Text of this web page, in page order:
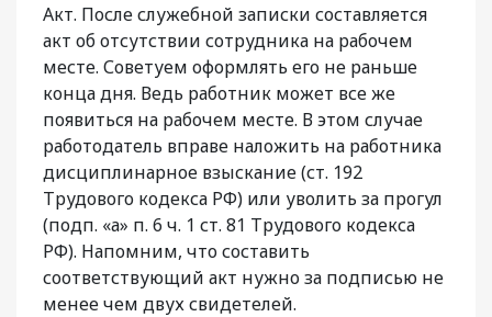
Акт. После служебной записки составляется
акт об отсутствии сотрудника на рабочем
месте. Советуем оформлять его не раньше
конца дня. Ведь работник может все же
появиться на рабочем месте. В этом случае
работодатель вправе наложить на работника
дисциплинарное взыскание (ст. 192
Трудового кодекса РФ) или уволить за прогул
(подп. «а» п. 6 ч. 1 ст. 81 Трудового кодекса
РФ). Напомним, что составить
соответствующий акт нужно за подписью не
менее чем двух свидетелей.